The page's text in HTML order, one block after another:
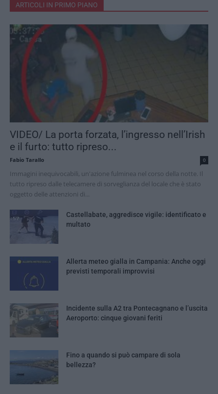
ARTICOLI IN PRIMO PIANO
VIDEO/ La porta forzata, l’ingresso nell’Irish
e il furto: tutto ripreso...
Fabio Tarallo 0
Immagini inequivocabili, un'azione fulminea nel corso della notte. Il
tutto ripreso dalle telecamere di sorveglianza del locale che è stato
oggetto delle attenzioni di...
Castellabate, aggredisce vigile: identificato e
multato
Allerta meteo gialla in Campania: Anche oggi
previsti temporali improvvisi
Incidente sulla A2 tra Pontecagnano e l’uscita
Aeroporto: cinque giovani feriti
Fino a quando si può campare di sola
bellezza?